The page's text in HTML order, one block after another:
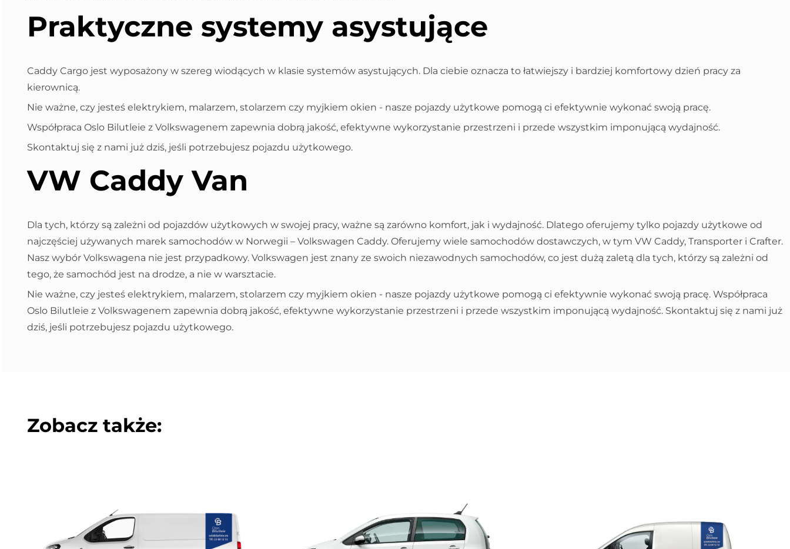
Praktyczne systemy asystujące
Caddy Cargo jest wyposażony w szereg wiodących w klasie systemów asystujących. Dla ciebie oznacza to łatwiejszy i bardziej komfortowy dzień pracy za
kierownicą.
Nie ważne, czy jesteś elektrykiem, malarzem, stolarzem czy myjkiem okien - nasze pojazdy użytkowe pomogą ci efektywnie wykonać swoją pracę.
Współpraca Oslo Bilutleie z Volkswagenem zapewnia dobrą jakość, efektywne wykorzystanie przestrzeni i przede wszystkim imponującą wydajność.
Skontaktuj się z nami już dziś, jeśli potrzebujesz pojazdu użytkowego.
VW Caddy Van
Dla tych, którzy są zależni od pojazdów użytkowych w swojej pracy, ważne są zarówno komfort, jak i wydajność. Dlatego oferujemy tylko pojazdy użytkowe od
najczęściej używanych marek samochodów w Norwegii – Volkswagen Caddy. Oferujemy wiele samochodów dostawczych, w tym VW Caddy, Transporter i Crafter.
Nasz wybór Volkswagena nie jest przypadkowy. Volkswagen jest znany ze swoich niezawodnych samochodów, co jest dużą zaletą dla tych, którzy są zależni od
tego, że samochód jest na drodze, a nie w warsztacie.
Nie ważne, czy jesteś elektrykiem, malarzem, stolarzem czy myjkiem okien - nasze pojazdy użytkowe pomogą ci efektywnie wykonać swoją pracę. Współpraca
Oslo Bilutleie z Volkswagenem zapewnia dobrą jakość, efektywne wykorzystanie przestrzeni i przede wszystkim imponującą wydajność. Skontaktuj się z nami już
dziś, jeśli potrzebujesz pojazdu użytkowego.
Zobacz także: